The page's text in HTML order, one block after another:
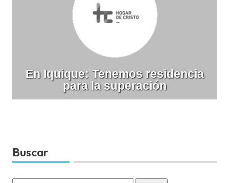
En Iquique: Tenemos residencia
para la superación
Buscar